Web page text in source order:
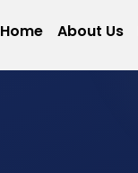
Home About Us